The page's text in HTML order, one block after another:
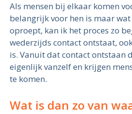
Als mensen bij elkaar komen
belangrijk voor hen is maar
oproept, kan ik het proces zo
wederzijds contact ontstaat,
is. Vanuit dat contact ontstaan
eigenlijk vanzelf en krijgen
te komen.
Wat is dan zo van